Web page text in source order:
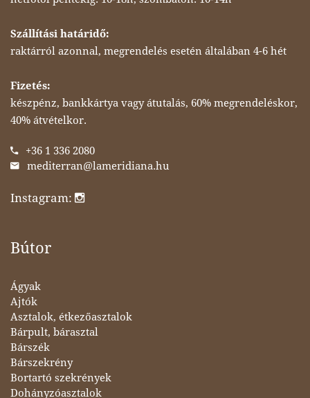
Szállítási határidő:
raktárról azonnal, megrendelés esetén általában 4-6 hét
Fizetés:
készpénz, bankkártya vagy átutalás, 60% megrendeléskor,
40% átvételkor.
+36 1 336 2080
mediterran@lameridiana.hu
Instagram:
Bútor
Ágyak
Ajtók
Asztalok, étkezőasztalok
Bárpult, bárasztal
Bárszék
Bárszekrény
Bortartó szekrények
Dohányzóasztalok